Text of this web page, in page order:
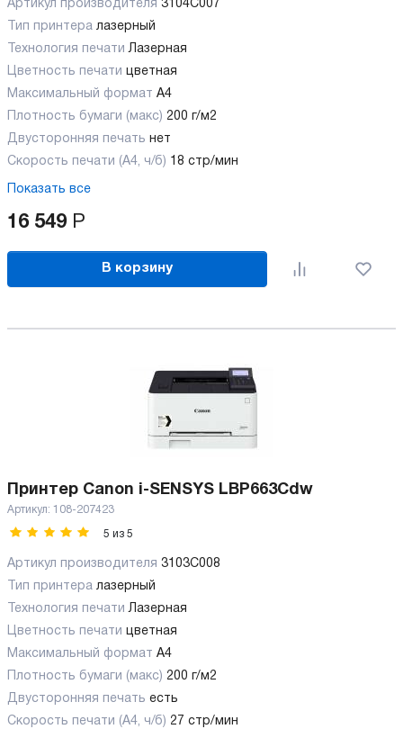
Артикул производителя 3104C007
Тип принтера лазерный
Технология печати Лазерная
Цветность печати цветная
Максимальный формат А4
Плотность бумаги (макс) 200 г/м2
Двусторонняя печать нет
Скорость печати (А4, ч/б) 18 стр/мин
Показать все
16 549 Р
В корзину
Принтер Canon i-SENSYS LBP663Cdw
Артикул: 108-207423
5 из 5
Артикул производителя 3103C008
Тип принтера лазерный
Технология печати Лазерная
Цветность печати
цветная
Максимальный формат А4
Плотность бумаги (макс) 200 г/м2
Двусторонняя печать есть
Скорость печати (А4, ч/б) 27 стр/мин